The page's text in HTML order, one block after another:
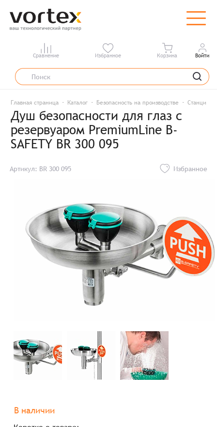
Сравнение Избранное Корзина Войти
Главная страница Каталог Безопасность на производстве Станции
Душ безопасности для глаз с
резервуаром PremiumLine B-
SAFETY BR 300 095
Артикул: BR 300 095 Избранное
В наличии